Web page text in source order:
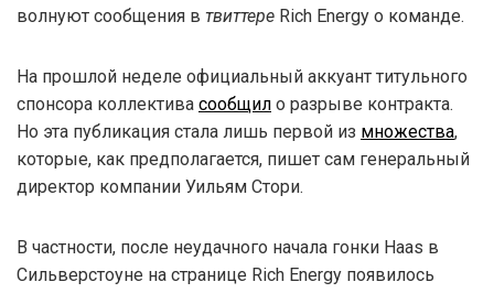
волнуют сообщения в твиттере Rich Energy о команде.
На прошлой неделе официальный аккуант титульного
спонсора коллектива сообщил о разрыве контракта.
Но эта публикация стала лишь первой из множества,
которые, как предполагается, пишет сам генеральный
директор компании Уильям Стори.
В частности, после неудачного начала гонки Haas в
Сильверстоуне на странице Rich Energy появилось